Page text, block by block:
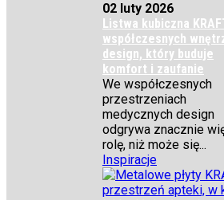
02 luty 2026
Listwa kubiczna
współczesnych
design, który buduje
komfort i zaufanie
We współczesnych
przestrzeniach
medycznych design
odgrywa znacznie
rolę, niż może się...
Inspiracje